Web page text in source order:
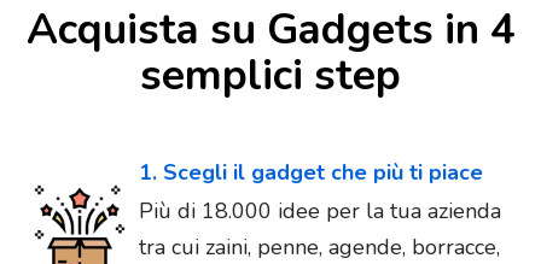
Acquista su Gadgets in 4
semplici step
1. Scegli il gadget che più ti piace
Più di 18.000 idee per la tua azienda
tra cui zaini, penne, agende, borracce,